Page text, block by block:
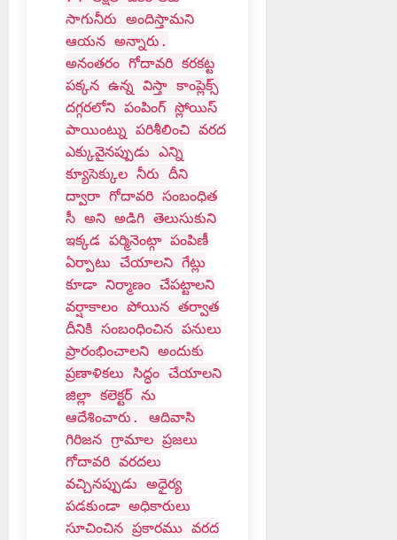
సాగునీరు అందిస్తామని
ఆయన అన్నారు.
అనంతరం గోదావరి కరకట్ట
పక్కన ఉన్న విస్తా కాంప్లెక్స్
దగ్గరలోని పంపింగ్ స్లోయిస్
పాయింట్ను పరిశీలించి వరద
ఎక్కువైనప్పుడు ఎన్ని
క్యూసెక్కుల నీరు దీని
ద్వారా గోదావరి సంబంధిత
సీ అని అడిగి తెలుసుకుని
ఇక్కడ పర్మినెంట్గా పంపిణీ
ఏర్పాటు చేయాలని గేట్లు
కూడా నిర్మాణం చేపట్టాలని
వర్షాకాలం పోయిన తర్వాత
దీనికి సంబంధించిన పనులు
ప్రారంభించాలని అందుకు
ప్రణాళికలు సిద్ధం చేయాలని
జిల్లా కలెక్టర్ ను
ఆదేశించారు. ఆదివాసి
గిరిజన గ్రామాల ప్రజలు
గోదావరి వరదలు
వచ్చినప్పుడు అధైర్య
పడకుండా అధికారులు
సూచించిన ప్రకారము వరద